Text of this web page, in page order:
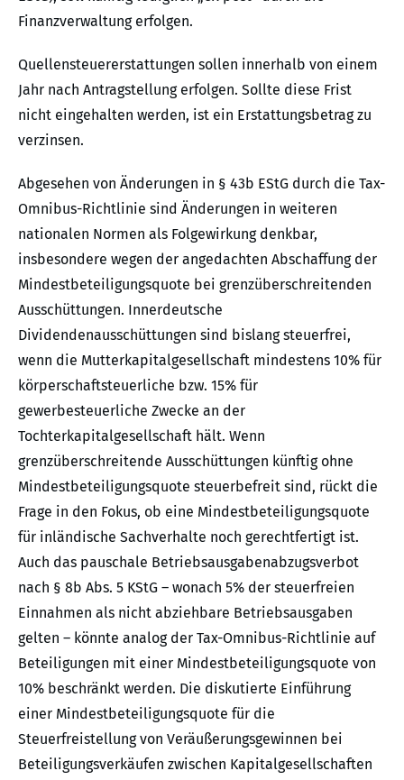
Finanzverwaltung erfolgen.
Quellensteuererstattungen sollen innerhalb von einem
Jahr nach Antragstellung erfolgen. Sollte diese Frist
nicht eingehalten werden, ist ein Erstattungsbetrag zu
verzinsen.
Abgesehen von Änderungen in § 43b EStG durch die Tax-
Omnibus-Richtlinie sind Änderungen in weiteren
nationalen Normen als Folgewirkung denkbar,
insbesondere wegen der angedachten Abschaffung der
Mindestbeteiligungsquote bei grenzüberschreitenden
Ausschüttungen. Innerdeutsche
Dividendenausschüttungen sind bislang steuerfrei,
wenn die Mutterkapitalgesellschaft mindestens 10% für
körperschaftsteuerliche bzw. 15% für
gewerbesteuerliche Zwecke an der
Tochterkapitalgesellschaft hält. Wenn
grenzüberschreitende Ausschüttungen künftig ohne
Mindestbeteiligungsquote steuerbefreit sind, rückt die
Frage in den Fokus, ob eine Mindestbeteiligungsquote
für inländische Sachverhalte noch gerechtfertigt ist.
Auch das pauschale Betriebsausgabenabzugsverbot
nach § 8b Abs. 5 KStG – wonach 5% der steuerfreien
Einnahmen als nicht abziehbare Betriebsausgaben
gelten – könnte analog der Tax-Omnibus-Richtlinie auf
Beteiligungen mit einer Mindestbeteiligungsquote von
10% beschränkt werden. Die diskutierte Einführung
einer Mindestbeteiligungsquote für die
Steuerfreistellung von Veräußerungsgewinnen bei
Beteiligungsverkäufen zwischen Kapitalgesellschaften